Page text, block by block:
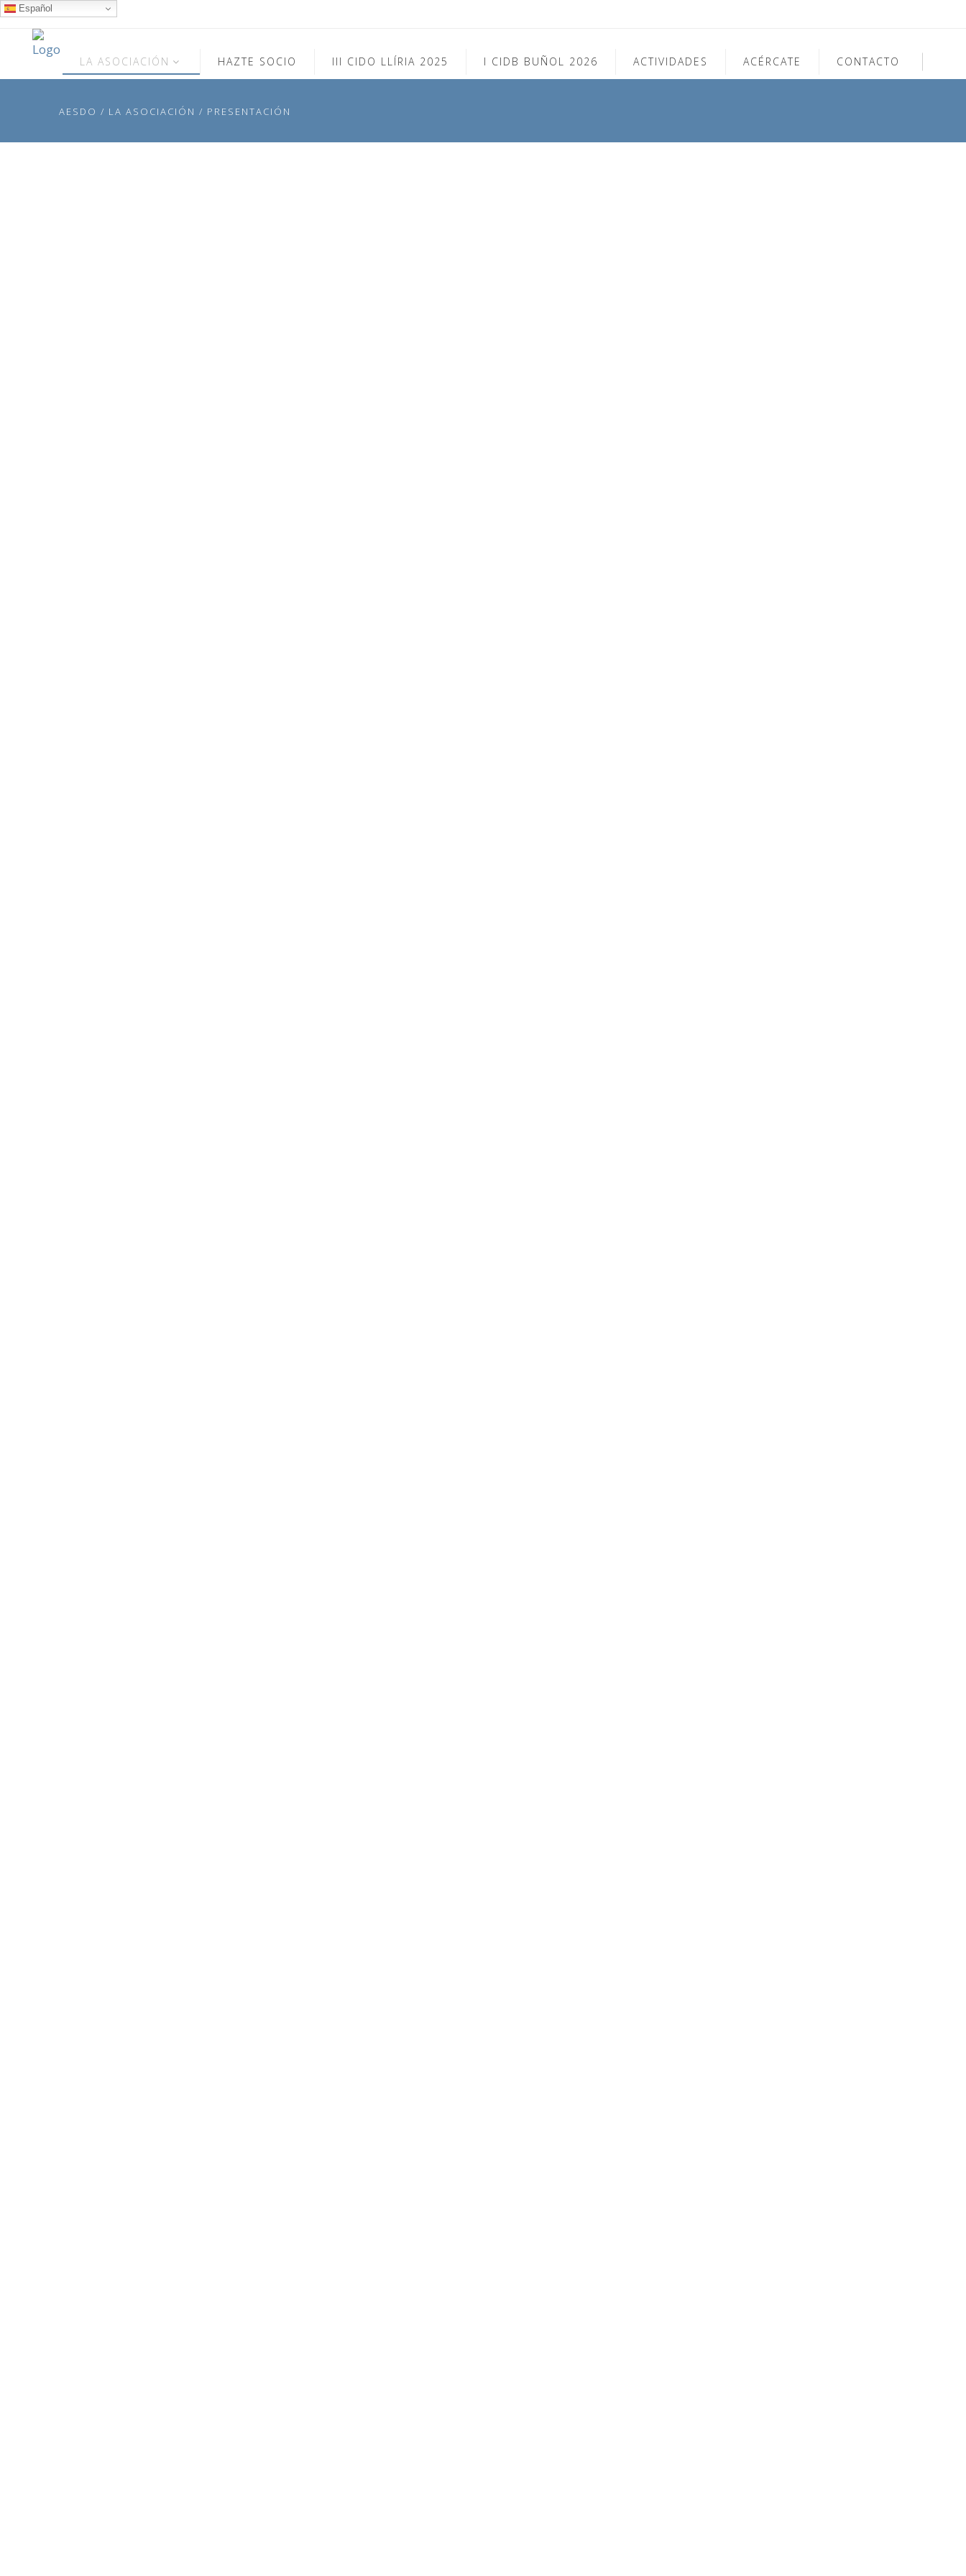
Español
LA ASOCIACIÓN HAZTE SOCIO III CIDO LLÍRIA 2025 I CIDB BUÑOL 2026 ACTIVIDADES ACÉRCATE CONTACTO
AESDO / LA ASOCIACIÓN / PRESENTACIÓN